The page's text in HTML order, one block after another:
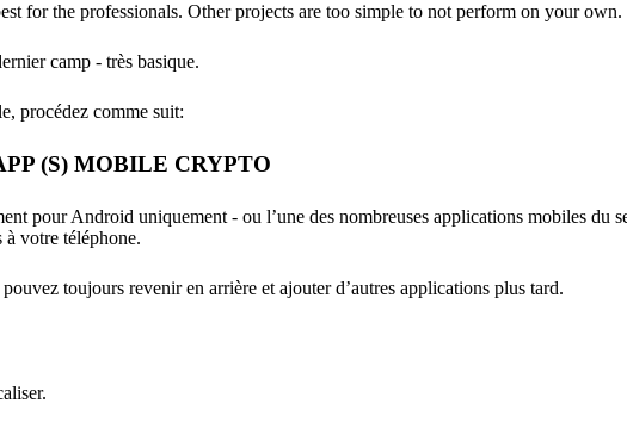
for the professionals. Other projects are too simple to not perform on your own.
camp - très basique.
procédez comme suit:
(S) MOBILE CRYPTO
pour Android uniquement - ou l’une des nombreuses applications mobiles du
à votre téléphone.
toujours revenir en arrière et ajouter d’autres applications plus tard.